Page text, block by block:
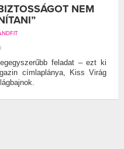
NEM
feladat – ezt ki
címlaplánya, Kiss Virág